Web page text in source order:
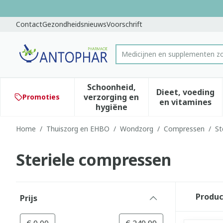
ContactGezondheidsnieuwsVoorschrift
Product, merk, categorie...
Promoties
Schoonheid,
verzorging en
hygiëne
Toon submenu voor
Dieet, voeding
en vitamines
Toon
Home / Thuiszorg en EHBO / Wondzorg / Compressen /
Steriele compressen
Prijs